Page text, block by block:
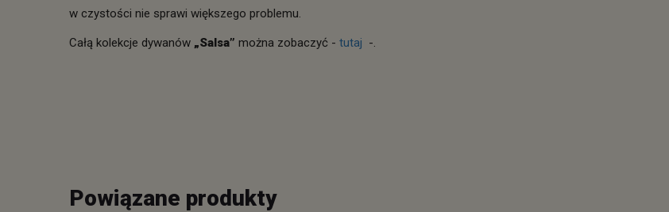
w czystości nie sprawi większego problemu.
Całą kolekcje dywanów „Salsa” można zobaczyć - tutaj -.
Powiązane produkty